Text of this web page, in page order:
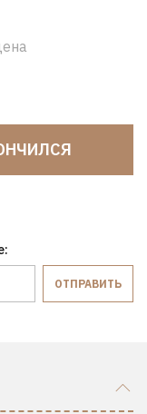
ОТПРАВИТЬ